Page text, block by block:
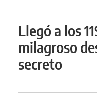
Llegó a los
milagroso
secreto